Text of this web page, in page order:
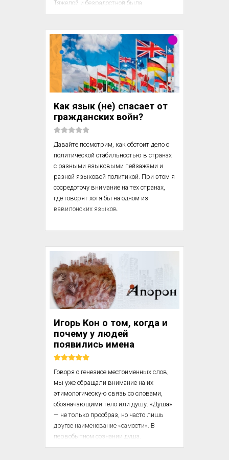
Тяжелой и безрадостной была
«счастливая пора детства». Об этом, в
первой же возможности 12-летняя
девочка ушла навсегда из этой семьи.
Добравшись со случайной попутчицей до
Царского Села (ныне г. Пушкин), она
несколько недель прожила в сыром
заболела брюшным тифом и не была ...
Как язык (не) спасает от
гражданских войн?
Давайте посмотрим, как обстоит дело с
политической стабильностью в странах
с разными языковыми пейзажами и
разной языковой политикой. При этом я
сосредоточу внимание на тех странах,
где говорят хотя бы на одном из
вавилонских языков.
С точки зрения распределения языков
выделить шесть разных ситуаций,
проиллюстрированных диаграммами.
1 и 4. В первом и последнем случае
вероятность конфликта на почве языка
невысока. К первой группе относятся
Саудовская Арав...
Игорь Кон о том, когда и
почему у людей
появились имена
Говоря о генезисе местоименных слов,
мы уже обраща­ли внимание на их
этимологическую связь со словами,
обозначающими тело или душу. «Душа»
— не только про­образ, но часто лишь
другое наименование «самости». В
первобытном сознании душа,
понимаемая как жизненная сила, или